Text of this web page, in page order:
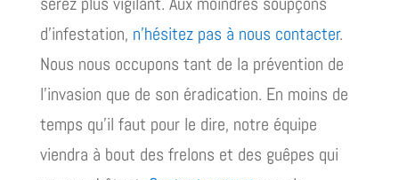
d’infestation, n’hésitez pas à nous contacter.
Nous nous occupons tant de la prévention de
l’invasion que de son éradication. En moins de
temps qu’il faut pour le dire, notre équipe
viendra à bout des frelons et des guêpes qui